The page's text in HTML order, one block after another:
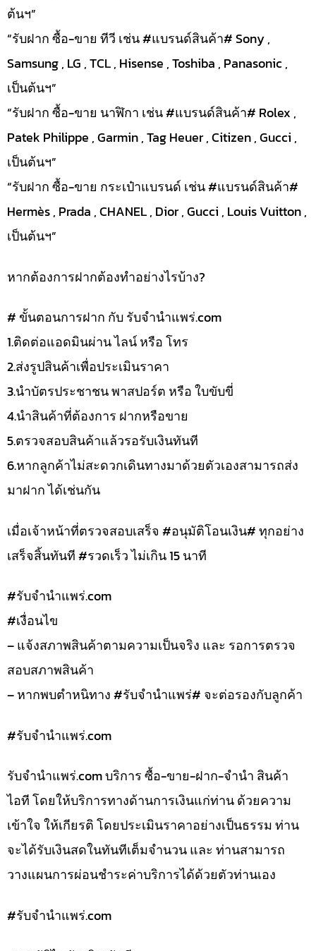
ต้นฯ”
“รับฝาก ซื้อ-ขาย ทีวี เช่น #แบรนด์สินค้า# Sony ,
Samsung , LG , TCL , Hisense , Toshiba , Panasonic ,
เป็นต้นฯ”
“รับฝาก ซื้อ-ขาย นาฬิกา เช่น #แบรนด์สินค้า# Rolex ,
Patek Philippe , Garmin , Tag Heuer , Citizen , Gucci ,
เป็นต้นฯ”
“รับฝาก ซื้อ-ขาย กระเป๋าแบรนด์ เช่น #แบรนด์สินค้า#
Hermès , Prada , CHANEL , Dior , Gucci , Louis Vuitton ,
เป็นต้นฯ”
หากต้องการฝากต้องทำอย่างไรบ้าง?
# ขั้นตอนการฝาก กับ รับจำนำแพร่.com
1.ติดต่อแอดมินผ่าน ไลน์ หรือ โทร
2.ส่งรูปสินค้าเพื่อประเมินราคา
3.นำบัตรประชาชน พาสปอร์ต หรือ ใบขับขี่
4.นำสินค้าที่ต้องการ ฝากหรือขาย
5.ตรวจสอบสินค้าแล้วรอรับเงินทันที
6.หากลูกค้าไม่สะดวกเดินทางมาด้วยตัวเองสามารถส่ง
มาฝาก ได้เช่นกัน
เมื่อเจ้าหน้าที่ตรวจสอบเสร็จ #อนุมัติโอนเงิน# ทุกอย่าง
เสร็จสิ้นทันที #รวดเร็ว ไม่เกิน 15 นาที
#รับจํานําแพร่.com
#เงื่อนไข
– แจ้งสภาพสินค้าตามความเป็นจริง และ รอการตรวจ
สอบสภาพสินค้า
– หากพบตำหนิทาง #รับจำนำแพร่# จะต่อรองกับลูกค้า
#รับจํานําแพร่.com
รับจํานําแพร่.com บริการ ซื้อ-ขาย-ฝาก-จำนำ สินค้า
ไอที โดยให้บริการทางด้านการเงินแก่ท่าน ด้วยความ
เข้าใจ ให้เกียรติ โดยประเมินราคาอย่างเป็นธรรม ท่าน
จะได้รับเงินสดในทันทีเต็มจำนวน และ ท่านสามารถ
วางแผนการผ่อนชำระค่าบริการได้ด้วยตัวท่านเอง
#รับจํานําแพร่.com